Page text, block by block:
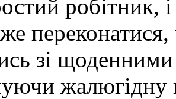
робітник,
переконатися,
зі
жалюгідну